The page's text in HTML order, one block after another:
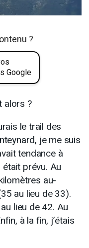
?
Google
alors ?
le trail des
je me suis
tendance à
prévu. Au
au-
au lieu de 33).
lieu de 42. Au
à la fin, j’étais